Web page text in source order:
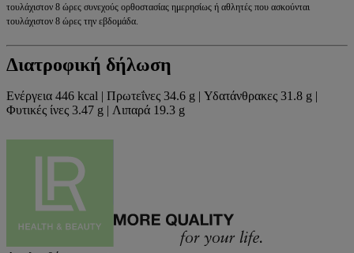
τουλάχιστον 8 ώρες συνεχούς ορθοστασίας ημερησίως ή αθλητές που ασκούνται
τουλάχιστον 8 ώρες την εβδομάδα.
Διατροφική δήλωση
Ενέργεια 446 kcal | Πρωτεΐνες 34.6 g | Υδατάνθρακες 31.8 g |
Φυτικές ίνες 3.47 g | Λιπαρά 19.3 g